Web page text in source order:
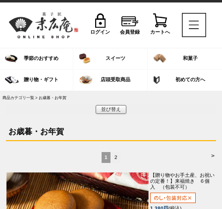
ログイン 会員登録 カートへ
季節のおすすめ スイーツ 和菓子
贈り物・ギフト 店頭受取商品 初めての方へ
商品カテゴリ一覧 > お歳暮・お年賀
並び替え
お歳暮・お年賀
>
1 2
【贈り物やお手土産、お祝い
の定番！】 来福焼き ６個
入 （包装不可）